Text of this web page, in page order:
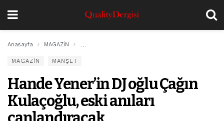
Anasayfa MAGAZİN
MAGAZİN MANŞET
Hande Yener’in DJ oğlu Çağın
Kulaçoğlu, eski anıları